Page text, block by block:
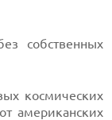
собственных
космических
американских